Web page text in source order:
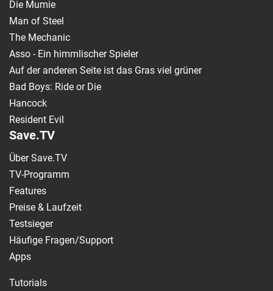
Die Mumie
Man of Steel
The Mechanic
Asso - Ein himmlischer Spieler
Auf der anderen Seite ist das Gras viel grüner
Bad Boys: Ride or Die
Hancock
Resident Evil
Save.TV
Über Save.TV
TV-Programm
Features
Preise & Laufzeit
Testsieger
Häufige Fragen/Support
Apps
Tutorials